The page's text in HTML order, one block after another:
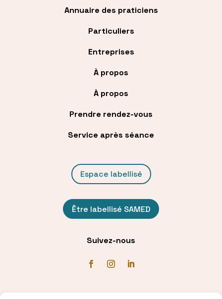
Annuaire des praticiens
Particuliers
Entreprises
À propos
À propos
Prendre rendez-vous
Service après séance
Espace labellisé
Être labellisé SAMED
Suivez-nous